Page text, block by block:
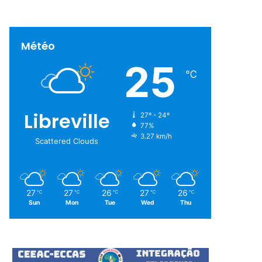
Météo
Libreville
Scattered Clouds
25 ℃
27º - 24º
77%
3.27 km/h
27 ℃
Sun
27 ℃
Mon
26 ℃
Tue
27 ℃
Wed
26 ℃
Thu